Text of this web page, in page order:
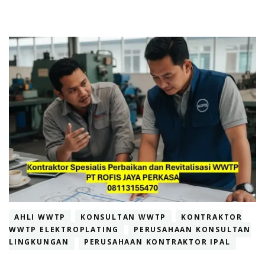
AHLI WWTP KONSULTAN WWTP
KONTRAKTOR
WWTP ELEKTROPLATING
PERUSAHAAN KONSULTAN
LINGKUNGAN
PERUSAHAAN KONTRAKTOR IPAL